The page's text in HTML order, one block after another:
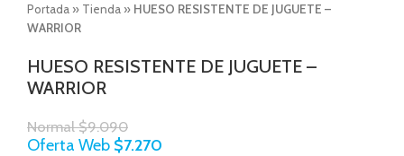
Portada » Tienda » HUESO RESISTENTE DE JUGUETE –
WARRIOR
HUESO RESISTENTE DE JUGUETE –
WARRIOR
Normal$9.090
Oferta Web $7.270